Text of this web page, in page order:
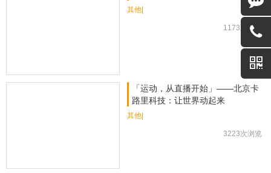
其他|
1173次浏览
「运动，从直播开始」——北京卡
路里科技：让世界动起来
其他|
3223次浏览